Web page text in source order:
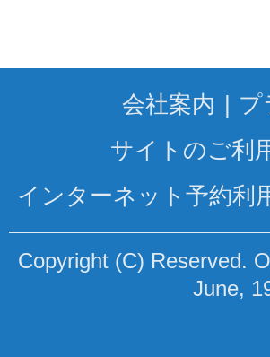
会社案内
プ
サイトのご利
インターネット予約利
Copyright (C) Reserved.
June,